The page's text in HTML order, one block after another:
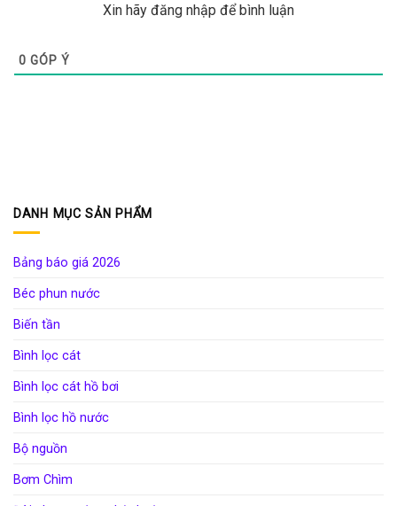
Xin hãy đăng nhập để bình luận
0 GÓP Ý
DANH MỤC SẢN PHẨM
Bảng báo giá 2026
Béc phun nước
Biến tần
Bình lọc cát
Bình lọc cát hồ bơi
Bình lọc hồ nước
Bộ nguồn
Bơm Chìm